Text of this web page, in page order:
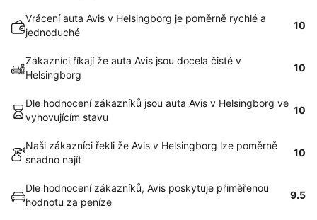
Vrácení auta Avis v Helsingborg je poměrně rychlé a
jednoduché
10
Zákazníci říkají že auta Avis jsou docela čisté v
Helsingborg
10
Dle hodnocení zákazníků jsou auta Avis v Helsingborg ve
vyhovujícím stavu
10
Naši zákazníci řekli že Avis v Helsingborg lze poměrně
snadno najít
10
Dle hodnocení zákazníků, Avis poskytuje přiměřenou
hodnotu za peníze
9.5